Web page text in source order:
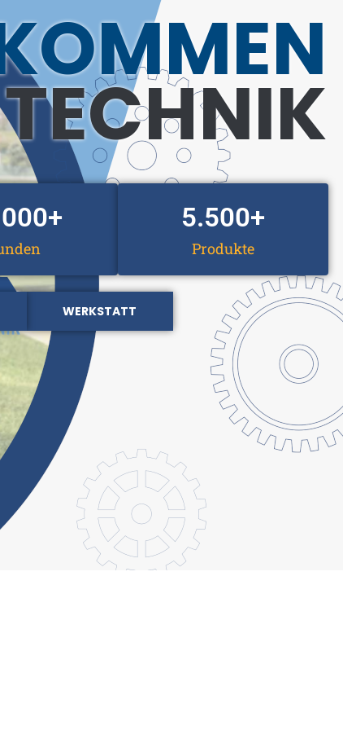
+
Produkte
5.500+
WERKSTATT